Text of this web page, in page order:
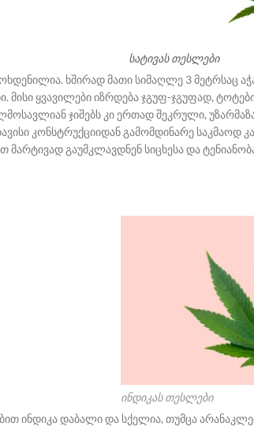
სატივას თესლები
ხშირად მათი სიმაღლე 3
ყვავილები იზრდება ჯგუფ-ჯგუფად,
ჯიშებს კი ერთად შეკრული,
კონსტრუქციიდან გამომდინარე
მარტივად გაუმკლავდნენ სიცხესა და
ინდიკას თესლები
ინდიკა დაბალი და სქელია, თუმცა